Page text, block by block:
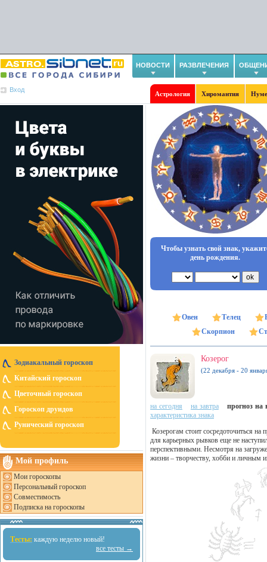
НОВОСТИ РАЗВЛЕЧЕНИЯ
Вход
Астрология Хиромантия
Зодиакальный гороскоп
Китайский гороскоп
Цветочный гороскоп
Гороскоп друидов
Рунический гороскоп
Мой профиль
Мои гороскопы
Персональный гороскоп
Совместимость
Подписка на гороскопы
Тесты: каждую неделю новый!
все тесты →
Чтобы узнать свой знак,
день рождения.
Овен Телец
Скорпион
Козерог
(22 декабря - 20
на сегодня на завтра
прогноз на
характеристика знака
Козерогам стоит сосредоточиться
для карьерных рывков еще не
перспективными. Несмотря на
жизни – творчеству, хобби и личным